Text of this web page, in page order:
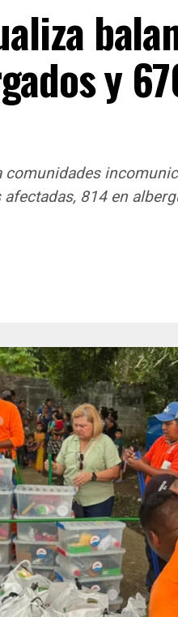
y
814 en